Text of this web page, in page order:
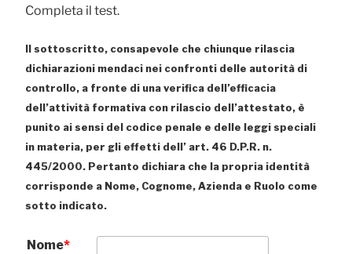
Completa il test.
Il sottoscritto, consapevole che chiunque rilascia
dichiarazioni mendaci nei confronti delle autorità di
controllo, a fronte di una verifica dell’efficacia
dell’attività formativa con rilascio dell’attestato, è
punito ai sensi del codice penale e delle leggi speciali
in materia, per gli effetti dell’ art. 46 D.P.R. n.
445/2000. Pertanto dichiara che la propria identità
corrisponde a Nome, Cognome, Azienda e Ruolo come
sotto indicato.
Nome*